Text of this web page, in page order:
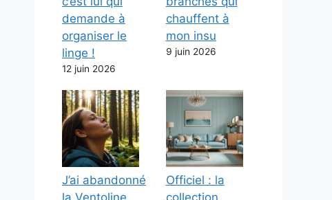
demande à
organiser le
linge !
12 juin 2026
chauffent à
mon insu
9 juin 2026
J’ai abandonné
Officiel : la